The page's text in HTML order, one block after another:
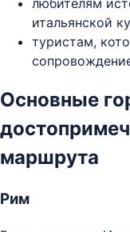
итальянской
туристам,
Основные
маршрута
Рим